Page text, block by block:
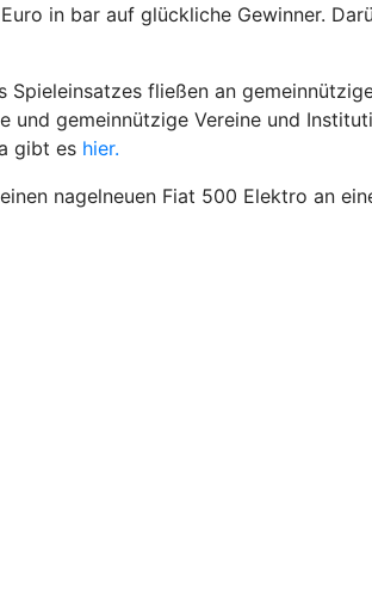
in bar auf glückliche Gewinner.
fließen an
gemeinnützige Vereine und
gibt es hier.
nagelneuen Fiat 500 Elektro an